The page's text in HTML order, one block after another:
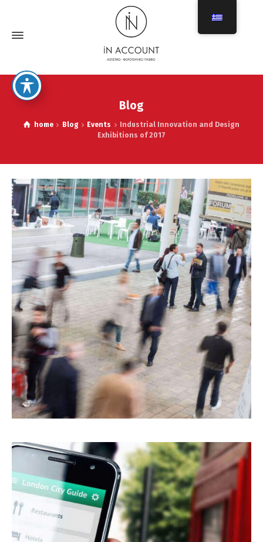
Blog
home Blog Events
Industrial Innovation and Design
Exhibitions of 2017